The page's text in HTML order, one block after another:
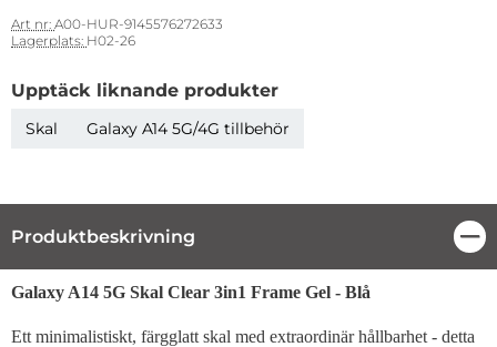
Art nr: A00-HUR-9145576272633
Lagerplats: H02-26
Upptäck liknande produkter
Skal Galaxy A14 5G/4G tillbehör
Produktbeskrivning
Produktbeskrivning
Galaxy A14 5G Skal Clear 3in1 Frame Gel - Blå
Ett minimalistiskt, färgglatt skal med extraordinär hållbarhet - detta